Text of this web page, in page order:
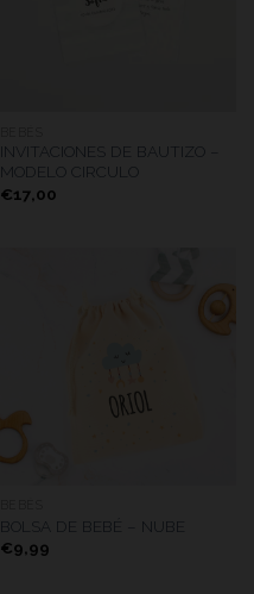
INVITACIONES DE BAUTIZO –
MODELO CIRCULO
€17,00
BOLSA DE BEBÉ – NUBE
€9,99